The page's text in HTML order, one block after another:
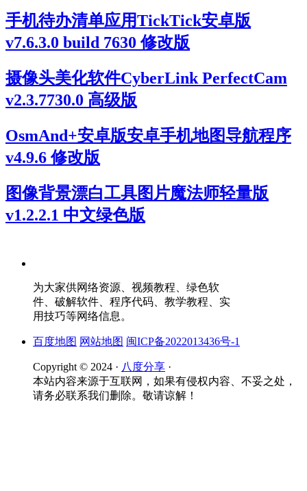
手机待办清单应用TickTick安卓版
v7.6.3.0 build 7630 修改版
摄像头美化软件CyberLink PerfectCam
v2.3.7730.0 高级版
OsmAnd+安卓版安卓手机地图导航程序
v4.9.6 修改版
图像背景漂白工具图片魔法师轻量版
v1.2.2.1 中文绿色版
为大家供网络资源、视频教程、绿色软
件、破解软件、程序代码、教学教程、实
用技巧等网络信息。
百度地图 网站地图 闽ICP备2022013436号-1
Copyright © 2024 · 八度分享 ·
本站内容来源于互联网，如果有侵权内容、不妥之处，
请务必联系我们删除。敬请谅解！